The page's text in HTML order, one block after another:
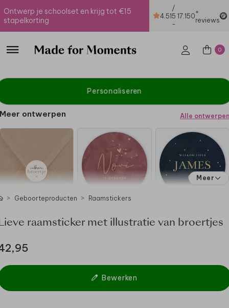
Ontwerp je schoolset en krijg tot €15
stapelkorting
4.51
/
5
-
17.150+
reviews
0
Personaliseren
Meer ontwerpen Alle ontwerpen
Meer
Geboorteproducten Raamstickers
raamsticker met illustratie van broertjes
Bewerken